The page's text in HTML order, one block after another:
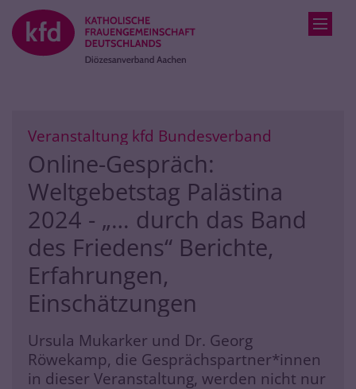
Zum Inhalt springen
Veranstaltung kfd Bundesverband
Online-Gespräch:
Weltgebetstag Palästina
2024 - „… durch das Band
des Friedens“ Berichte,
Erfahrungen,
Einschätzungen
Ursula Mukarker und Dr. Georg
Röwekamp, die Gesprächspartner*innen
in dieser Veranstaltung, werden nicht nur